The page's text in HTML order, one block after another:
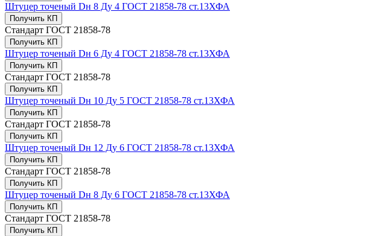
Штуцер точеный Dн 8 Ду 4 ГОСТ 21858-78 ст.13ХФА
Получить КП
Стандарт ГОСТ 21858-78
Получить КП
Штуцер точеный Dн 6 Ду 4 ГОСТ 21858-78 ст.13ХФА
Получить КП
Стандарт ГОСТ 21858-78
Получить КП
Штуцер точеный Dн 10 Ду 5 ГОСТ 21858-78 ст.13ХФА
Получить КП
Стандарт ГОСТ 21858-78
Получить КП
Штуцер точеный Dн 12 Ду 6 ГОСТ 21858-78 ст.13ХФА
Получить КП
Стандарт ГОСТ 21858-78
Получить КП
Штуцер точеный Dн 8 Ду 6 ГОСТ 21858-78 ст.13ХФА
Получить КП
Стандарт ГОСТ 21858-78
Получить КП